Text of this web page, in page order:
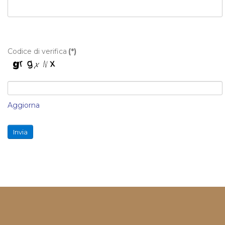
Codice di verifica (*)
Aggiorna
Invia